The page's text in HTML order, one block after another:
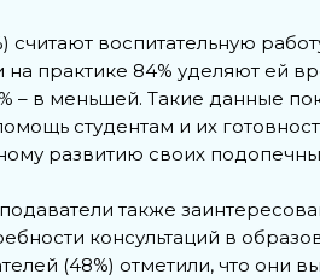
воспитательную
практике 84% уделяют ей
– в меньшей. Такие данные
студентам и их
развитию своих
также
консультаций в
(48%) отметили, что они